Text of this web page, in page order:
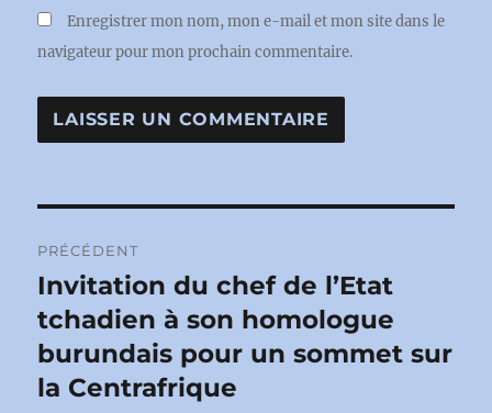
Enregistrer mon nom, mon e-mail et mon site dans le
navigateur pour mon prochain commentaire.
de
l’article
PRÉCÉDENT
Publication
précédente :
Invitation du chef de l’Etat
tchadien à son homologue
burundais pour un sommet sur
la Centrafrique